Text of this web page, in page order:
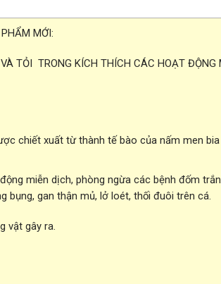
MỚI:
TỎI TRONG KÍCH THÍCH CÁC HOẠT ĐỘNG
chiết xuất từ thành tế bào của nấm men
miễn dịch, phòng ngừa các bệnh đốm
bụng, gan thận mủ, lở loét, thối đuôi trên cá.
vật gây ra.